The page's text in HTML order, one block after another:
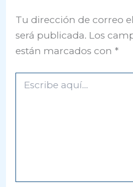
Tu dirección de correo
será publicada. Los
están marcados con *
aquí...